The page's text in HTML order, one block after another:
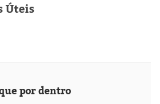
Úteis
por dentro